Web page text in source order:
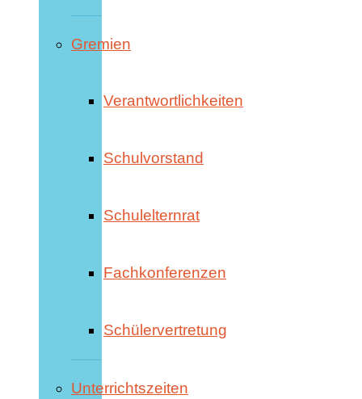
Gremien
Verantwortlichkeiten
Schulvorstand
Schulelternrat
Fachkonferenzen
Schülervertretung
Unterrichtszeiten